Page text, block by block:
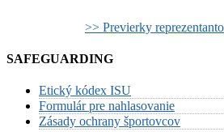
>> Previerky
SAFEGUARDING
Etický kódex ISU
Formulár pre nahlasovanie
Zásady ochrany športovcov